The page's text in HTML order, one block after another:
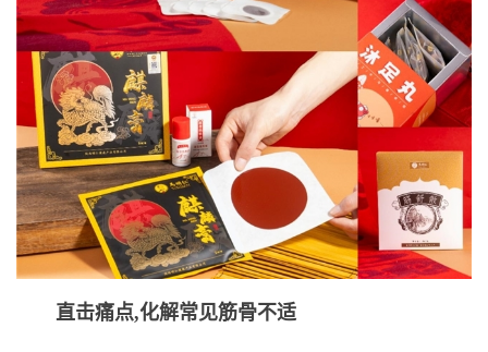
直击痛点,化解常见筋骨不适